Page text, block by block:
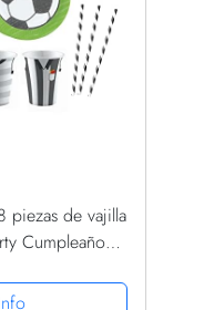
piezas de vajilla
Cumpleaños
para hasta